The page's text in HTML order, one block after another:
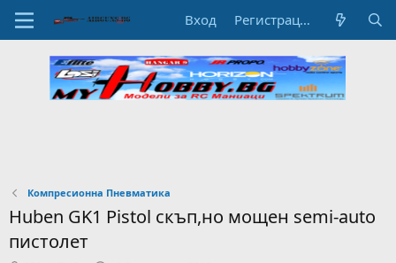
Вход Регистрация
Компресионна Пневматика
Huben GK1 Pistol скъп,но мощен semi-auto
пистолет